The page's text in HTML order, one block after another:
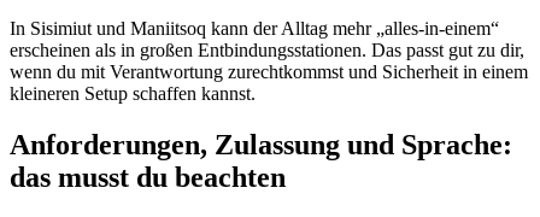
In Sisimiut und Maniitsoq kann der Alltag mehr „alles-in-einem“
erscheinen als in großen Entbindungsstationen. Das passt gut zu dir,
wenn du mit Verantwortung zurechtkommst und Sicherheit in einem
kleineren Setup schaffen kannst.
Anforderungen, Zulassung und Sprache:
das musst du beachten